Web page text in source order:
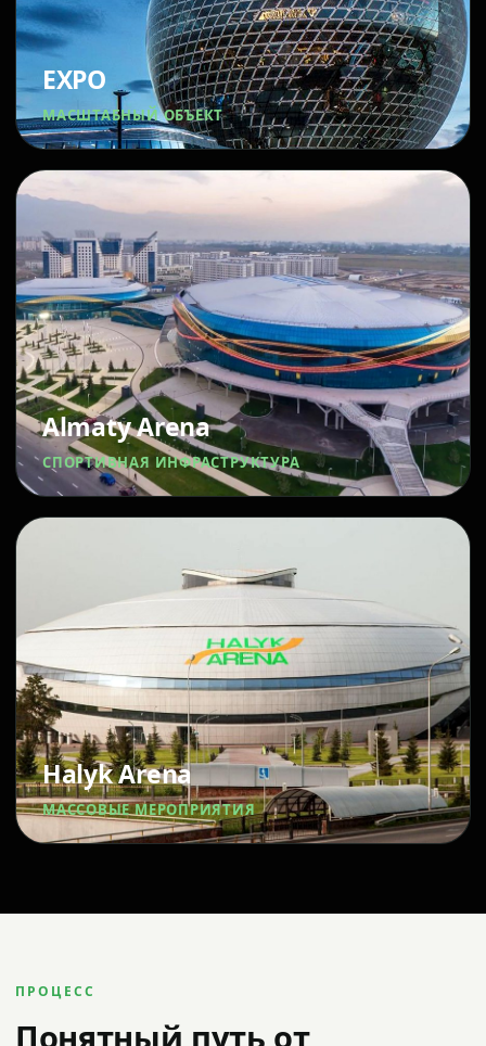
EXPO
МАСШТАБНЫЙ ОБЪЕКТ
Almaty Arena
СПОРТИВНАЯ ИНФРАСТРУКТУРА
Halyk Arena
МАССОВЫЕ МЕРОПРИЯТИЯ
ПРОЦЕСС
Понятный путь от